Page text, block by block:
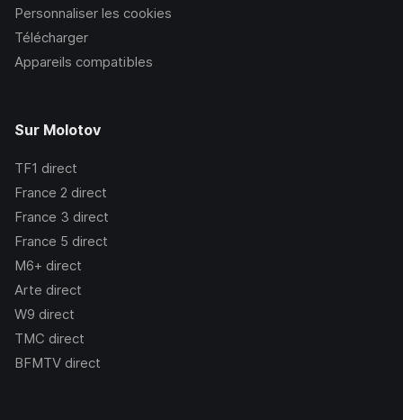
Personnaliser les cookies
Télécharger
Appareils compatibles
Sur Molotov
TF1 direct
France 2 direct
France 3 direct
France 5 direct
M6+ direct
Arte direct
W9 direct
TMC direct
BFMTV direct